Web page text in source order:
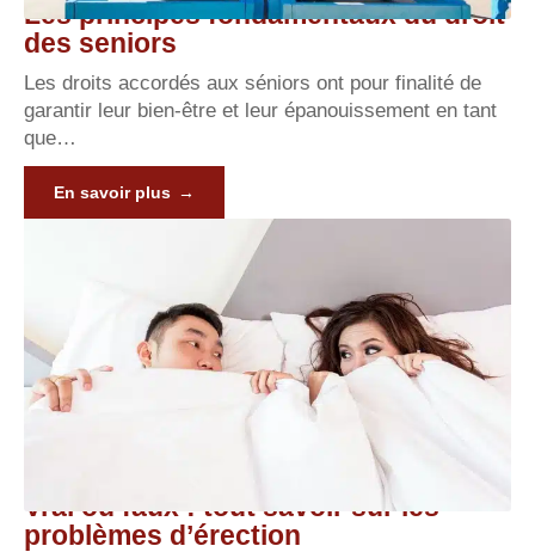
Les principes fondamentaux du droit
des seniors
Les droits accordés aux séniors ont pour finalité de
garantir leur bien-être et leur épanouissement en tant
que…
En savoir plus
Vrai ou faux : tout savoir sur les
problèmes d’érection